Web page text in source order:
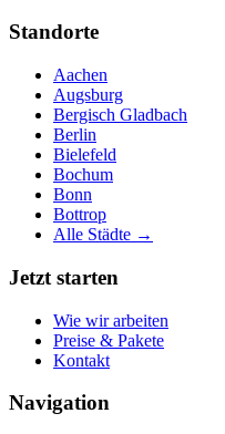
Standorte
Aachen
Augsburg
Bergisch Gladbach
Berlin
Bielefeld
Bochum
Bonn
Bottrop
Alle Städte →
Jetzt starten
Wie wir arbeiten
Preise & Pakete
Kontakt
Navigation